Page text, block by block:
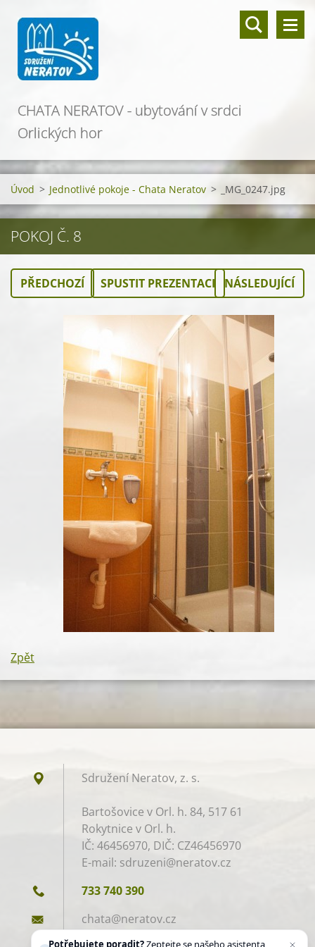
CHATA NERATOV - ubytování v srdci
Orlických hor
Úvod > Jednotlivé pokoje - Chata Neratov > _MG_0247.jpg
POKOJ Č. 8
PŘEDCHOZÍ SPUSTIT PREZENTACI NÁSLEDUJÍCÍ
Zpět
Sdružení Neratov, z. s.​
Bartošovice v Orl. h. 84, 517 61
Rokytnice v Orl. h.
IČ: 46456970, DIČ: CZ46456970
E-mail: sdruzeni@neratov.cz
733 740 390
chata@neratov.cz
Potřebujete poradit?Zeptejte se našeho asistenta